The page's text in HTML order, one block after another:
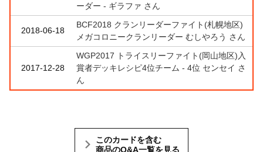
ーダー - ギラファ さん
2018-06-18
BCF2018 クランリーダーファイト(札幌地区)
メガコロニークランリーダー むしやろう さん
2017-12-28
WGP2017 トライスリーファイト(岡山地区)入
賞者デッキレシピ4位チーム - 4位 センセイ さ
ん
このカードを含む
商品のQ&A一覧を見る